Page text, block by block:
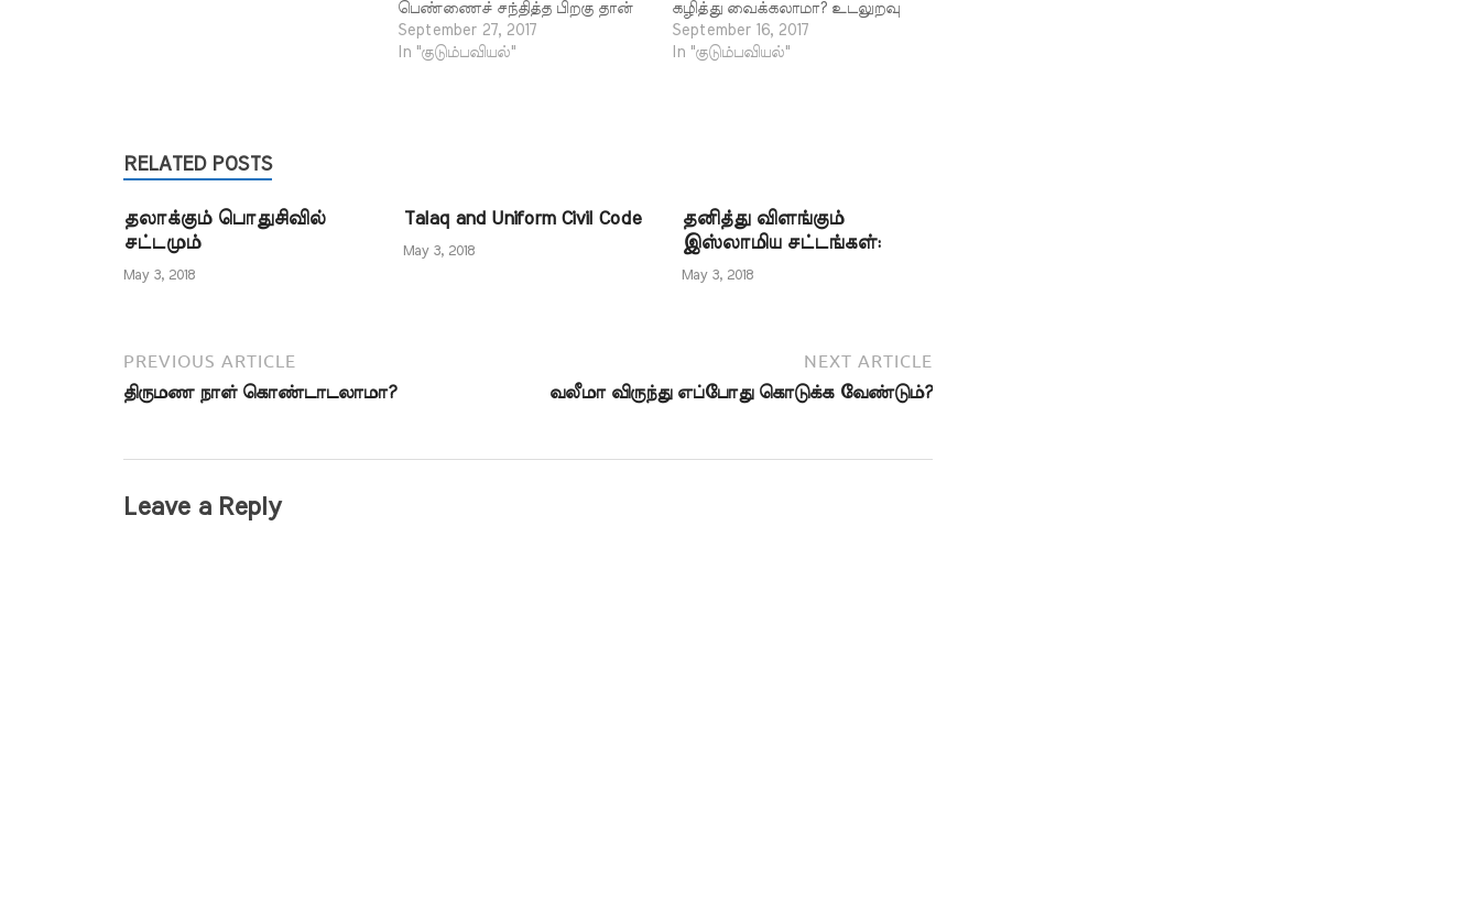
பெண்ணைச் சந்தித்த பிறகு தான்
வலீமா விருந்து கொடுக்க
வேண்டுமா? ரியாஸ் இர்ஃபான்,
வலீமா விருந்தளிக்க வேண்டும்
என்று எந்த நிபந்தனையையும்
நபிகள்…
September 27, 2017
In "குடும்பவியல்"
கழித்து வைக்கலாமா? உடலுறவு
கொண்ட பின்பு தான் வலீமா
விருந்து அளிக்க வேண்டுமா? பதில்
கொடுக்கலாம். இதற்கான
ஆதாரங்கள் வருமாறு: حَدَّثَنَا سَعِيدُ
بْنُ أَبِي مَرْيَمَ…
September 16, 2017
In "குடும்பவியல்"
RELATED POSTS
தலாக்கும் பொதுசிவில்
சட்டமும்
May 3, 2018
Talaq and Uniform Civil Code
May 3, 2018
தனித்து விளங்கும்
இஸ்லாமிய சட்டங்கள்:
May 3, 2018
PREVIOUS ARTICLE
திருமண நாள் கொண்டாடலாமா?
NEXT ARTICLE
வலீமா விருந்து எப்போது கொடுக்க வேண்டும்?
Leave a Reply